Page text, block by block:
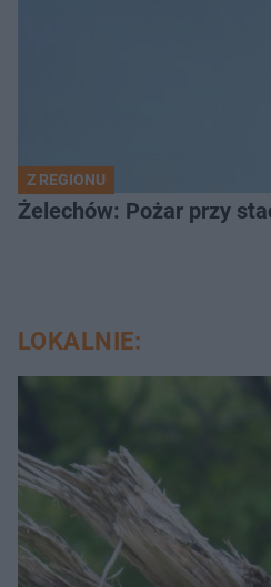
Z REGIONU
Żelechów: Pożar przy
LOKALNIE: